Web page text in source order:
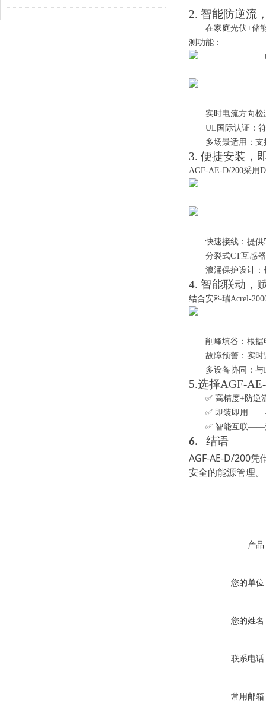
2. 智能防逆流
在家庭光伏+储
测功能：
实时电流方向
UL国际认证：
多场景适用：
3. 便捷安装，
AGF-AE-D/200采用
快速接线 ：提
分裂式CT互感
浪涌保护设计：
4. 智能联动，
结合安科瑞Acrel-
削峰填谷： 根据
故障预警 ：实
多设备协同 ： 与
5.选择AGF-
✅ 高精度+防
✅ 即装即用——
✅ 智能互联——
6. 结语
AGF-AE-D/200凭
安全的能源管理。
产品
您的单位
您的姓名
联系电话
常用邮箱